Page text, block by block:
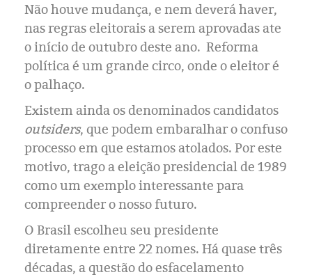
Não houve mudança, e nem deverá haver,
nas regras eleitorais a serem aprovadas ate
o início de outubro deste ano. Reforma
política é um grande circo, onde o eleitor é
o palhaço.
Existem ainda os denominados candidatos
outsiders, que podem embaralhar o confuso
processo em que estamos atolados. Por este
motivo, trago a eleição presidencial de 1989
como um exemplo interessante para
compreender o nosso futuro.
O Brasil escolheu seu presidente
diretamente entre 22 nomes. Há quase três
décadas, a questão do esfacelamento